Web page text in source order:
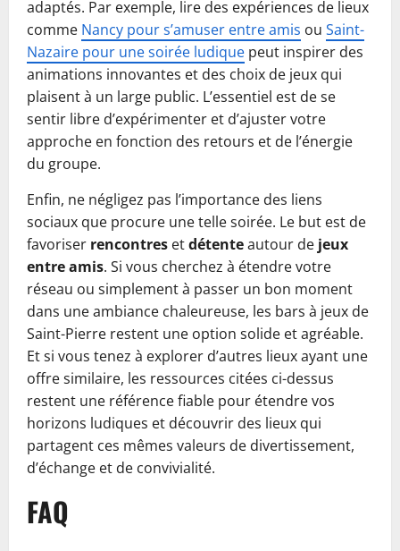
adaptés. Par exemple, lire des expériences de lieux
comme Nancy pour s’amuser entre amis ou Saint-
Nazaire pour une soirée ludique peut inspirer des
animations innovantes et des choix de jeux qui
plaisent à un large public. L’essentiel est de se
sentir libre d’expérimenter et d’ajuster votre
approche en fonction des retours et de l’énergie
du groupe.
Enfin, ne négligez pas l’importance des liens
sociaux que procure une telle soirée. Le but est de
favoriser rencontres etdétenteautour de jeux
entre amis. Si vous cherchez à étendre votre
réseau ou simplement à passer un bon moment
dans une ambiance chaleureuse, les bars à jeux de
Saint-Pierre restent une option solide et agréable.
Et si vous tenez à explorer d’autres lieux ayant une
offre similaire, les ressources citées ci-dessus
restent une référence fiable pour étendre vos
horizons ludiques et découvrir des lieux qui
partagent ces mêmes valeurs de divertissement,
d’échange et de convivialité.
FAQ